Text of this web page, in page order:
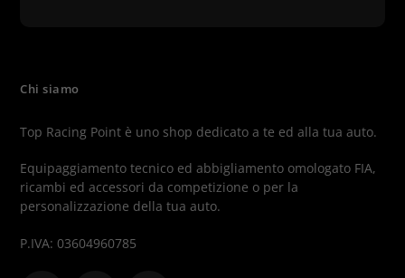
Chi siamo
Top Racing Point è uno shop dedicato a te ed alla tua auto.
Equipaggiamento tecnico ed abbigliamento omologato FIA,
ricambi ed accessori da competizione o per la
personalizzazione della tua auto.
P.IVA: 03604960785